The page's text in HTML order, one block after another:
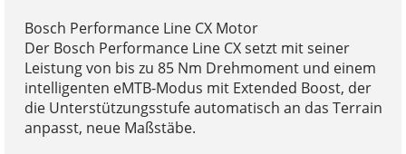
Bosch Performance Line CX Motor
Der Bosch Performance Line CX setzt mit seiner
Leistung von bis zu 85 Nm Drehmoment und einem
intelligenten eMTB-Modus mit Extended Boost, der
die Unterstützungsstufe automatisch an das Terrain
anpasst, neue Maßstäbe.